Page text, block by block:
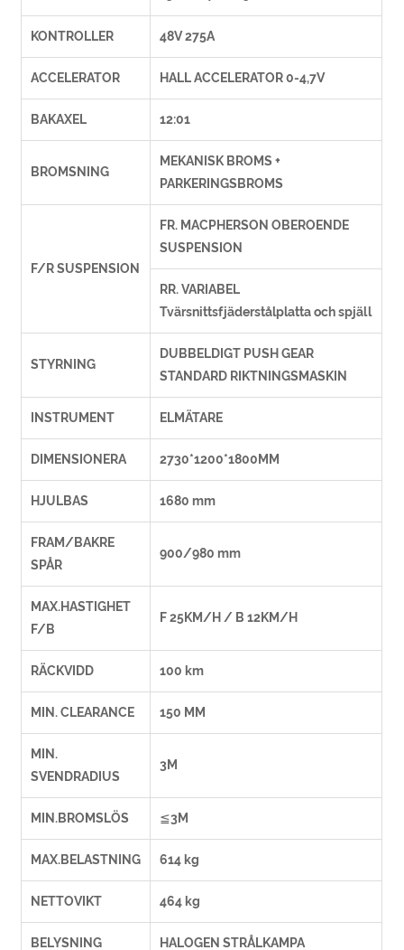
KONTROLLER 48V 275A
ACCELERATOR HALL ACCELERATOR 0-4,7V
BAKAXEL 12:01
BROMSNING
MEKANISK BROMS +
PARKERINGSBROMS
F/R SUSPENSION
FR. MACPHERSON OBEROENDE
SUSPENSION
RR. VARIABEL
Tvärsnittsfjäderstålplatta och spjäll
STYRNING
DUBBELDIGT PUSH GEAR
STANDARD RIKTNINGSMASKIN
INSTRUMENT ELMÄTARE
DIMENSIONERA 2730*1200*1800MM
HJULBAS 1680 mm
FRAM/BAKRE
SPÅR
900/980 mm
MAX.HASTIGHET
F/B
F 25KM/H / B 12KM/H
RÄCKVIDD 100 km
MIN. CLEARANCE 150 MM
MIN.
SVENDRADIUS
3M
MIN.BROMSLÖS ≦3M
MAX.BELASTNING 614 kg
NETTOVIKT 464 kg
BELYSNING HALOGEN STRÅLKAMPA